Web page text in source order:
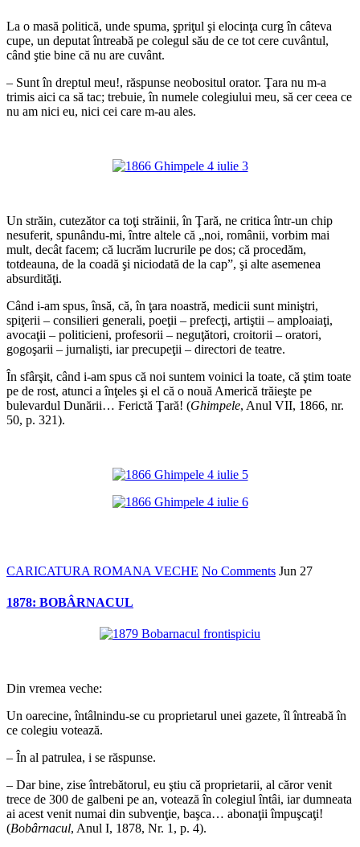
La o masă politică, unde spuma, şpriţul şi elocinţa curg în câteva
cupe, un deputat întreabă pe colegul său de ce tot cere cuvântul,
când ştie bine că nu are cuvânt.
– Sunt în dreptul meu!, răspunse neobositul orator. Ţara nu m-a
trimis aici ca să tac; trebuie, în numele colegiului meu, să cer ceea ce
nu am nici eu, nici cei care m-au ales.
Un străin, cutezător ca toţi străinii, în Ţară, ne critica într-un chip
nesuferit, spunându-mi, între altele că „noi, românii, vorbim mai
mult, decât facem; că lucrăm lucrurile pe dos; că procedăm,
totdeauna, de la coadă şi niciodată de la cap”, şi alte asemenea
absurdităţi.
Când i-am spus, însă, că, în ţara noastră, medicii sunt miniştri,
spiţerii – consilieri generali, poeţii – prefecţi, artiştii – amploaiaţi,
avocaţii – politicieni, profesorii – neguţători, croitorii – oratori,
gogoşarii – jurnalişti, iar precupeţii – directori de teatre.
În sfârşit, când i-am spus că noi suntem voinici la toate, că ştim toate
pe de rost, atunci a înţeles şi el că o nouă Americă trăieşte pe
bulevardul Dunării… Ferictă Ţară! (Ghimpele, Anul VII, 1866, nr.
50, p. 321).
CARICATURA ROMANA VECHE No Comments Jun 27
1878: BOBÂRNACUL
Din vremea veche:
Un oarecine, întâlnindu-se cu proprietarul unei gazete, îl întreabă în
ce colegiu votează.
– În al patrulea, i se răspunse.
– Dar bine, zise întrebătorul, eu ştiu că proprietarii, al căror venit
trece de 300 de galbeni pe an, votează în colegiul întâi, iar dumneata
ai acest venit numai din subvenţie, başca… abonaţii împuşcaţi!
(Bobârnacul, Anul I, 1878, Nr. 1, p. 4).